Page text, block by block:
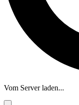
Vom Server laden...